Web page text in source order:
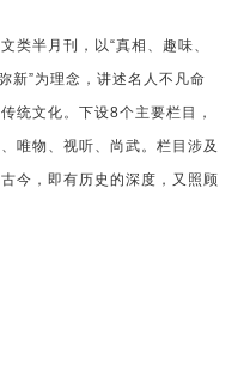
类半月刊，以“真相、趣味、
新”为理念，讲述名人不凡命
统文化。下设8个主要栏目，
唯物、视听、尚武。栏目涉及
今，即有历史的深度，又照顾